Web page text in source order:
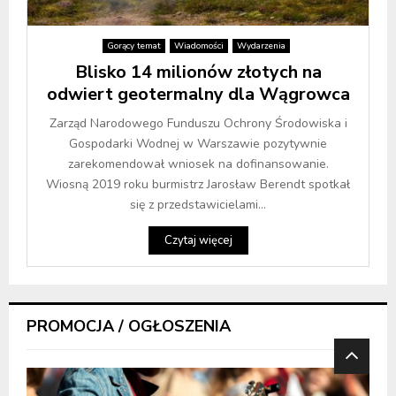
Gorący temat Wiadomości Wydarzenia
Blisko 14 milionów złotych na
odwiert geotermalny dla Wągrowca
Zarząd Narodowego Funduszu Ochrony Środowiska i
Gospodarki Wodnej w Warszawie pozytywnie
zarekomendował wniosek na dofinansowanie.
Wiosną 2019 roku burmistrz Jarosław Berendt spotkał
się z przedstawicielami...
Czytaj więcej
PROMOCJA / OGŁOSZENIA